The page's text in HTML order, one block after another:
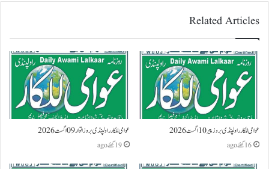
Related Articles
عوامی للکار راولپنڈی بروز پیر 10 اگست 2026
16 گھنٹے ago
عوامی للکار راولپنڈی بروز اتوار 09 اگست 2026
19 گھنٹے ago